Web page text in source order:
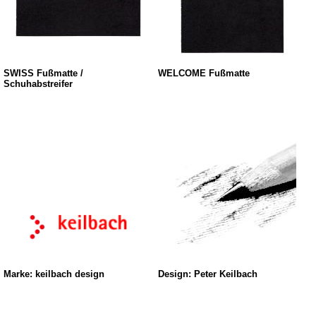
SWISS Fußmatte /
Schuhabstreifer
WELCOME Fußmatte
Marke: keilbach design Design: Peter Keilbach